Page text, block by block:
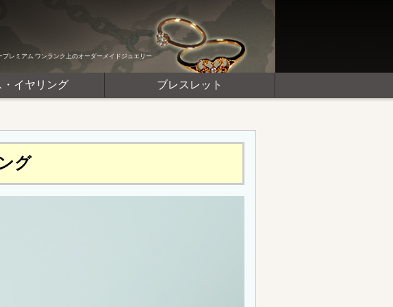
プレミアム ワンランク上のオーダーメイドジュエリー
・イヤリング ブレスレット
グ